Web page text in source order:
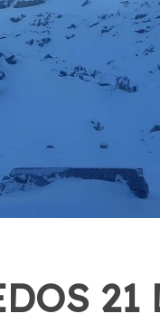
21